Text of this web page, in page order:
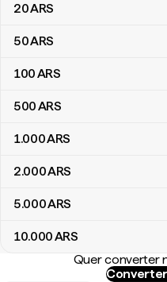
20ARS
50ARS
100ARS
500ARS
1.000ARS
2.000ARS
5.000ARS
10.000ARS
Quer converter
Converter